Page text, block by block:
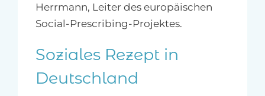
Herrmann, Leiter des europäischen
Social-Prescribing-Projektes.
Soziales Rezept in
Deutschland